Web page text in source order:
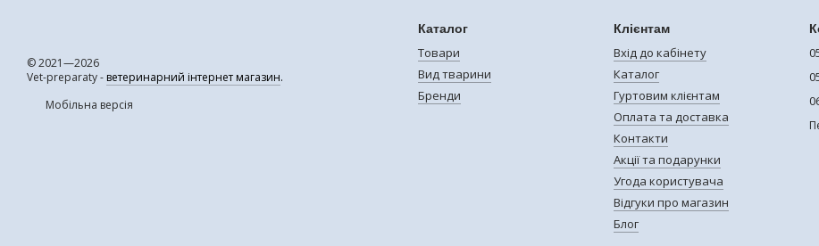
© 2021—2026
Vet-preparaty - ветеринарний інтернет магазин.
Мобільна версія
Каталог
Товари
Вид тварини
Бренди
Клієнтам
Вхід до кабінету
Каталог
Гуртовим клієнтам
Оплата та доставка
Контакти
Акції та подарунки
Угода користувача
Відгуки про магазин
Блог